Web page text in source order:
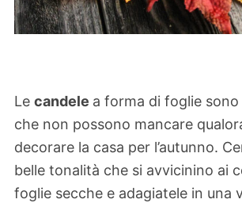
Le candele a forma di foglie
che non possono mancare
decorare la casa per l’autunno.
belle tonalità che si avvicinino ai
foglie secche e adagiatele in una